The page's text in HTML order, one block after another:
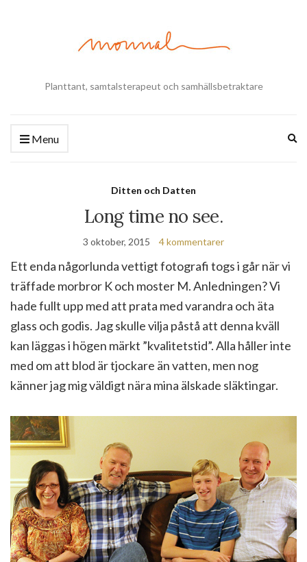
Planttant, samtalsterapeut och samhällsbetraktare
Menu
Ditten och Datten
Long time no see.
3 oktober, 2015 4 kommentarer
Ett enda någorlunda vettigt fotografi togs i går när vi
träffade morbror K och moster M. Anledningen? Vi
hade fullt upp med att prata med varandra och äta
glass och godis. Jag skulle vilja påstå att denna kväll
kan läggas i högen märkt ”kvalitetstid”. Alla håller inte
med om att blod är tjockare än vatten, men nog
känner jag mig väldigt nära mina älskade släktingar.